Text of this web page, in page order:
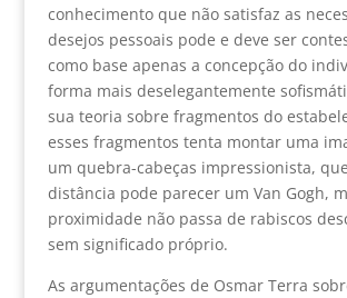
conhecimento que não satisfaz as
desejos pessoais pode e deve ser
como base apenas a concepção do
forma mais deselegantemente
sua teoria sobre fragmentos do
esses fragmentos tenta montar uma
um quebra-cabeças impressionista,
distância pode parecer um Van Gogh,
proximidade não passa de rabiscos
sem significado próprio.
As argumentações de Osmar Terra